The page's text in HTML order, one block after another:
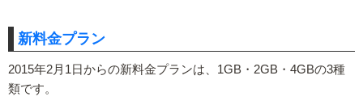
新料金プラン
2015年2月1日からの新料金プランは、1GB・2GB・4GBの3種
類です。